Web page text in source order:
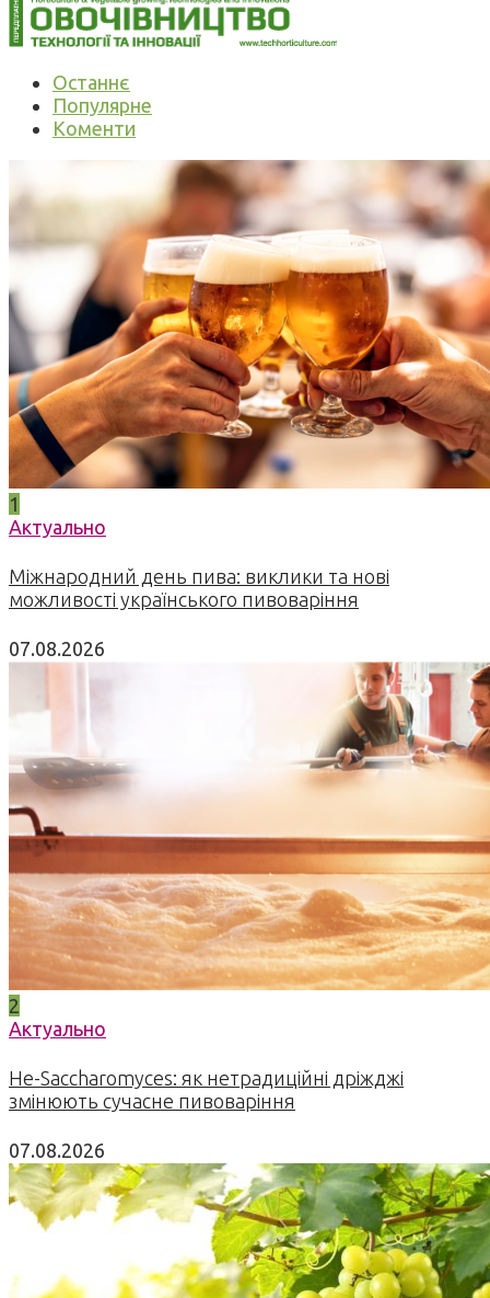
Останнє
Популярне
Коменти
1
Актуально
Міжнародний день пива: виклики та нові
можливості українського пивоваріння
07.08.2026
2
Актуально
Не-Saccharomyces: як нетрадиційні дріжджі
змінюють сучасне пивоваріння
07.08.2026